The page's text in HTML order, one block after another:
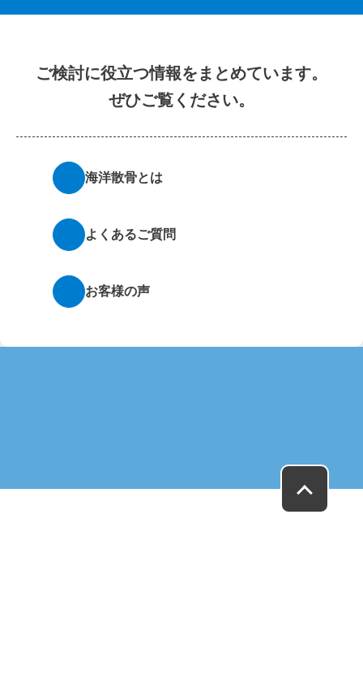
ご検討に役立つ情報をまとめています。
ぜひご覧ください。
海洋散骨とは
よくあるご質問
お客様の声